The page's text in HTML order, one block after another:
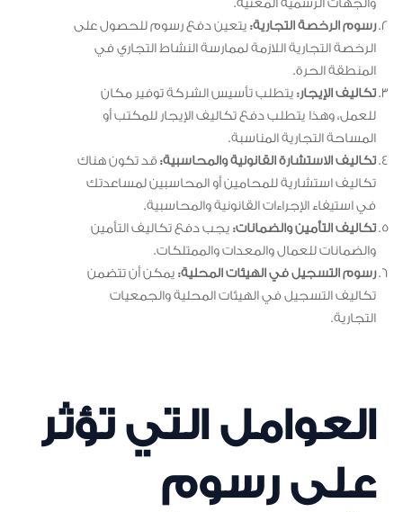
والجهات الرسمية المعنية.
رسوم الرخصة التجارية: يتعين دفع رسوم للحصول على
الرخصة التجارية اللازمة لممارسة النشاط التجاري في
المنطقة الحرة.
تكاليف الإيجار: يتطلب تأسيس الشركة توفير مكان
للعمل، وهذا يتطلب دفع تكاليف الإيجار للمكتب أو
المساحة التجارية المناسبة.
تكاليف الاستشارة القانونية والمحاسبية:قد تكون هناك
تكاليف استشارية للمحامين أو المحاسبين لمساعدتك
في استيفاء الإجراءات القانونية والمحاسبية.
تكاليف التأمين والضمانات: يجب دفع تكاليف التأمين
والضمانات للعمال والمعدات والممتلكات.
رسوم التسجيل في الهيئات المحلية: يمكن أن تتضمن
تكاليف التسجيل في الهيئات المحلية والجمعيات
التجارية.
العوامل التي تؤثر
على رسوم